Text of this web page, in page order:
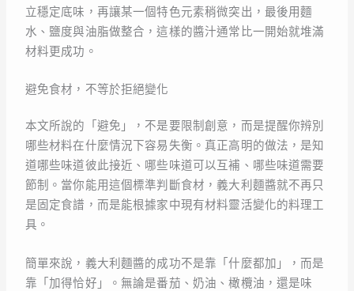
立穩定底味，再讓某一個特色元素稍微突出，最後用麵
水、鹽度與油脂做整合，這樣的醬汁通常比一開始就堆滿
材料更成功。
避免食材，不等於拒絕變化
本文所說的「避免」，不是要限制創意，而是提醒你辨別
哪些材料在什麼情況下容易失衡。真正高明的做法，是知
道哪些味道彼此接近、哪些味道可以互補、哪些味道需要
節制。當你能用這個標準判斷食材，義大利麵醬就不再只
是固定食譜，而是能根據家中現有材料靈活變化的料理工
具。
簡單來說，義大利麵醬的成功不是靠「什麼都加」，而是
靠「加得恰好」。無論是番茄、奶油、橄欖油，還是味